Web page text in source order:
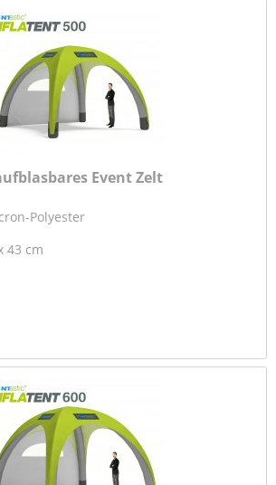
Event Zelt
Polyester
43 cm